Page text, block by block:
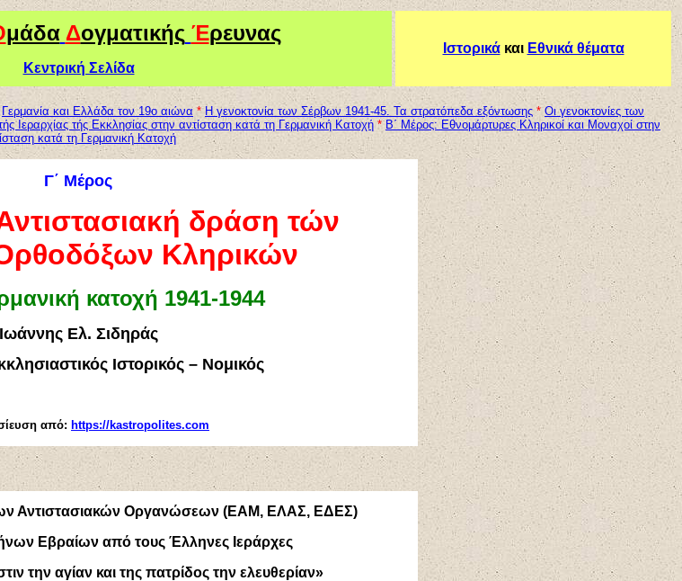
μάδα Δογματικής Έρευνας
Κεντρική Σελίδα
Ιστορικάκαι Εθνικά θέματα
Γερμανία και Ελλάδα τον 19ο αιώνα * Η γενοκτονία των Σέρβων 1941-45. Τα στρατόπεδα εξόντωσης * Οι γενοκτονίες των
Ιεραρχίας τής Εκκλησίας στην αντίσταση κατά τη Γερμανική Κατοχή * Β΄ Μέρος: Εθνομάρτυρες Κληρικοί και Μοναχοί στην
κατά τη Γερμανική Κατοχή
Γ΄ Μέρος
δράση τών
Κληρικών
κατοχή 1941-1944
Ιωάννης Ελ. Σιδηράς
Ιστορικός – Νομικός
από: https://kastropolites.com
των Αντιστασιακών Οργανώσεων (ΕΑΜ, ΕΛΑΣ, ΕΔΕΣ)
Εβραίων από τους Έλληνες Ιεράρχες
την αγίαν και της πατρίδος την ελευθερίαν»